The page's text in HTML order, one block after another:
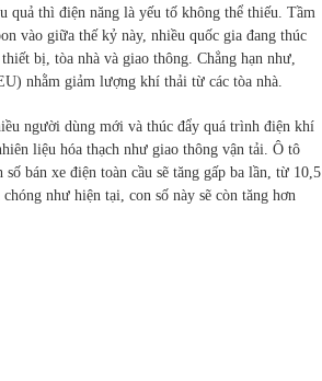
quả thì điện năng là yếu tố không thể thiếu. Tầm
vào giữa thế kỷ này, nhiều quốc gia đang thúc
bị, tòa nhà và giao thông. Chẳng hạn như,
nhằm giảm lượng khí thải từ các tòa nhà.
người dùng mới và thúc đẩy quá trình điện khí
liệu hóa thạch như giao thông vận tải. Ô tô
bán xe điện toàn cầu sẽ tăng gấp ba lần, từ 10,5
như hiện tại, con số này sẽ còn tăng hơn